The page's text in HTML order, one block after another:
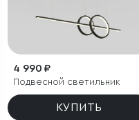
4 990 ₽
Подвесной светильник
КУПИТЬ